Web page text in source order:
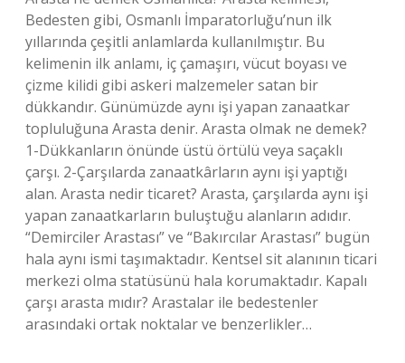
Bedesten gibi, Osmanlı İmparatorluğu’nun ilk
yıllarında çeşitli anlamlarda kullanılmıştır. Bu
kelimenin ilk anlamı, iç çamaşırı, vücut boyası ve
çizme kilidi gibi askeri malzemeler satan bir
dükkandır. Günümüzde aynı işi yapan zanaatkar
topluluğuna Arasta denir. Arasta olmak ne demek?
1-Dükkanların önünde üstü örtülü veya saçaklı
çarşı. 2-Çarşılarda zanaatkârların aynı işi yaptığı
alan. Arasta nedir ticaret? Arasta, çarşılarda aynı işi
yapan zanaatkarların buluştuğu alanların adıdır.
“Demirciler Arastası” ve “Bakırcılar Arastası” bugün
hala aynı ismi taşımaktadır. Kentsel sit alanının ticari
merkezi olma statüsünü hala korumaktadır. Kapalı
çarşı arasta mıdır? Arastalar ile bedestenler
arasındaki ortak noktalar ve benzerlikler…